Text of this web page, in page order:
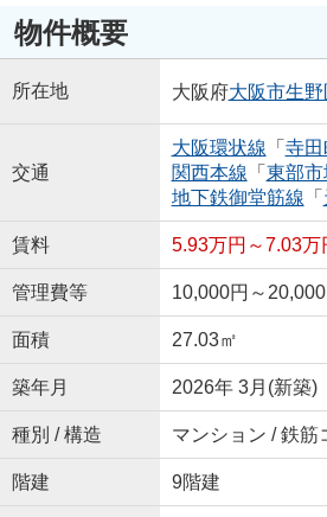
物件概要
所在地 大阪府大阪市生野
交通
大阪環状線 「 寺田
関西本線 「 東部市
地下鉄御堂筋線 「
賃料 5.93万円～7.03万
管理費等 10,000円～20,000
面積 27.03㎡
築年月 2026年 3月(新築)
種別 / 構造 マンション / 鉄筋
階建 9階建